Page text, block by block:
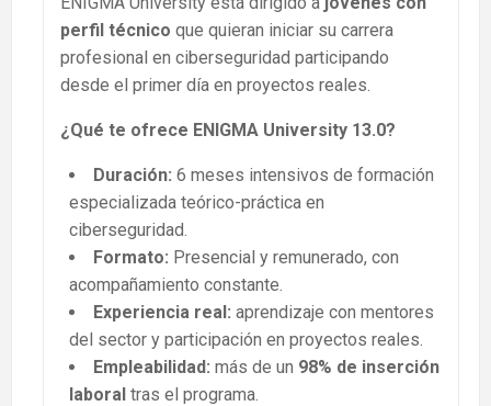
perfil técnico que quieran iniciar su carrera
profesional en ciberseguridad participando
desde el primer día en proyectos reales.
¿Qué te ofrece ENIGMA University 13.0?
Duración: 6 meses intensivos de formación
especializada teórico-práctica en
ciberseguridad.
Formato: Presencial y remunerado, con
acompañamiento constante.
Experiencia real: aprendizaje con mentores
del sector y participación en proyectos reales.
Empleabilidad: más de un 98% de inserción
laboral tras el programa.